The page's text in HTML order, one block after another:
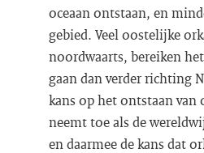
oceaan ontstaan, en
gebied. Veel oostelijke
noordwaarts, bereiken
gaan dan verder richting
kans op het ontstaan van
neemt toe als de
en daarmee de kans dat